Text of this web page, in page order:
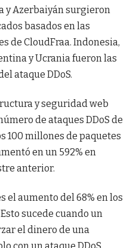
y Azerbaiyán surgieron
basados en las
de CloudFraa. Indonesia,
y Ucrania fueron las
ataque DDoS.
y seguridad web
de ataques DDoS de
100 millones de paquetes
en un 592% en
anterior.
el aumento del 68% en los
sucede cuando un
el dinero de una